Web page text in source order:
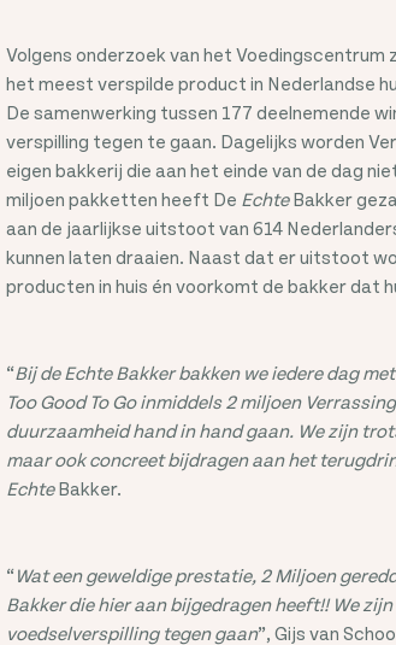
Volgens onderzoek van het Voedingscentrum
het meest verspilde product in Nederlandse
De samenwerking tussen 177 deelnemende
verspilling tegen te gaan. Dagelijks worden
eigen bakkerij die aan het einde van de dag
miljoen pakketten heeft De EchteBakker
aan de jaarlijkse uitstoot van 614
kunnen laten draaien. Naast dat er uitstoot
producten in huis én voorkomt de bakker dat
“Bij de Echte Bakker bakken we iedere dag
Too Good To Go inmiddels 2 miljoen
duurzaamheid hand in hand gaan. We zijn
maar ook concreet bijdragen aan het
EchteBakker.
“Wat een geweldige prestatie, 2 Miljoen
Bakker die hier aan bijgedragen heeft!! We
voedselverspilling tegen gaan”, Gijs van